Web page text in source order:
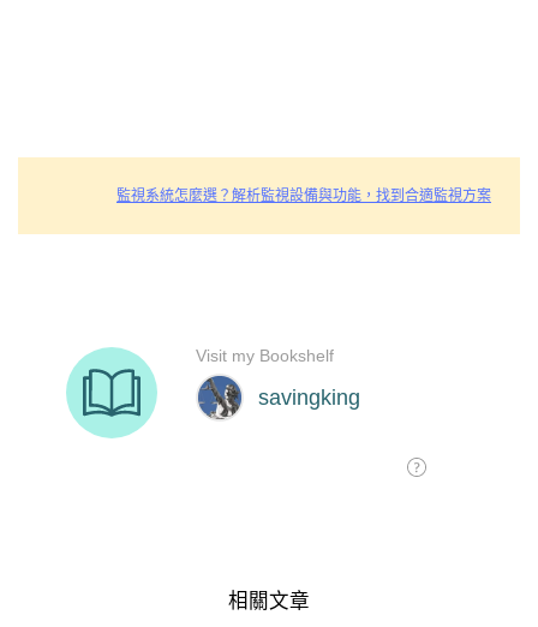
監視系統怎麼選？解析監視設備與功能，找到合適監視方案
相關文章